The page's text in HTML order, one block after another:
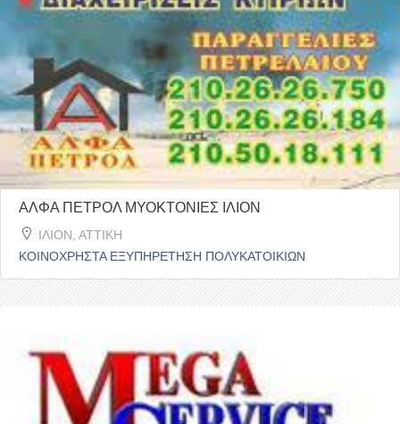
ΑΛΦΑ ΠΕΤΡΟΛ ΜΥΟΚΤΟΝΙΕΣ ΙΛΙΟΝ
ΙΛΙΟΝ, ΑΤΤΙΚΗ
ΚΟΙΝΟΧΡΗΣΤΑ ΕΞΥΠΗΡΕΤΗΣΗ ΠΟΛΥΚΑΤΟΙΚΙΩΝ